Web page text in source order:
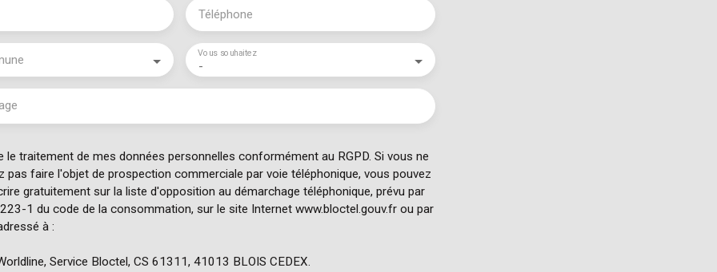
Téléphone
-
Vous souhaitez
le traitement de mes données personnelles conformément au RGPD. Si vous ne
pas faire l'objet de prospection commerciale par voie téléphonique, vous pouvez
gratuitement sur la liste d'opposition au démarchage téléphonique, prévu par
1 du code de la consommation, sur le site Internet www.bloctel.gouv.fr ou par
à :
Service Bloctel, CS 61311, 41013 BLOIS CEDEX.